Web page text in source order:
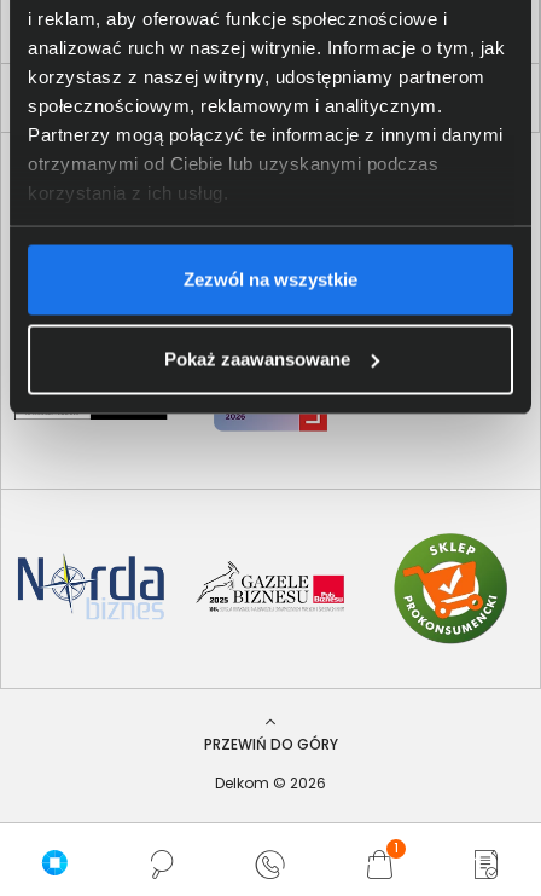
i reklam, aby oferować funkcje społecznościowe i
analizować ruch w naszej witrynie. Informacje o tym, jak
korzystasz z naszej witryny, udostępniamy partnerom
społecznościowym, reklamowym i analitycznym.
Partnerzy mogą połączyć te informacje z innymi danymi
otrzymanymi od Ciebie lub uzyskanymi podczas
korzystania z ich usług.
Zezwól na wszystkie
Pokaż zaawansowane
1
Zakupy
Delkom 2000
PRZEWIŃ DO GÓRY
Delkom © 2026